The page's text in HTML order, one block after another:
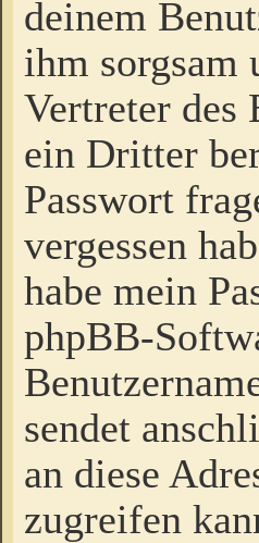
deinem
ihm sorgsam
Vertreter des
ein Dritter
Passwort
vergessen
habe mein
phpBB-
sendet
an diese
zugreifen